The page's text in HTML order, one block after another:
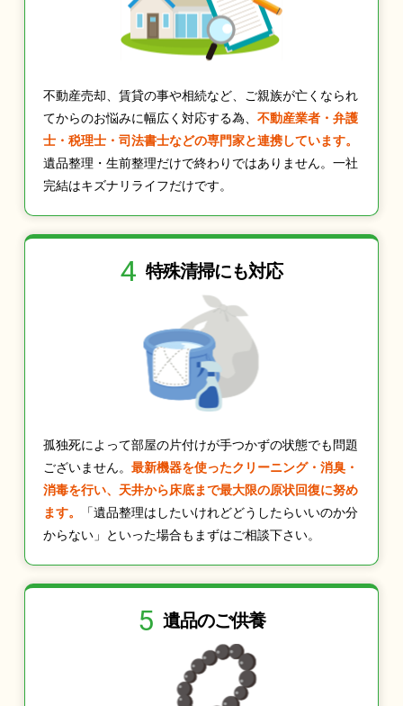
不動産売却、賃貸の事や相続など、ご親族が亡くなられ
てからのお悩みに幅広く対応する為、 不動産業者・弁護
士・税理士・司法書士などの専門家と連携しています。
遺品整理・生前整理だけで終わりではありません。一社
完結はキズナリライフだけです。
4 特殊清掃にも対応
孤独死によって部屋の片付けが手つかずの状態でも問題
ございません。 最新機器を使ったクリーニング・消臭・
消毒を行い、天井から床底まで最大限の原状回復に努め
ます。
「遺品整理はしたいけれどどうしたらいいのか分
からない」といった場合もまずはご相談下さい。
5 遺品のご供養